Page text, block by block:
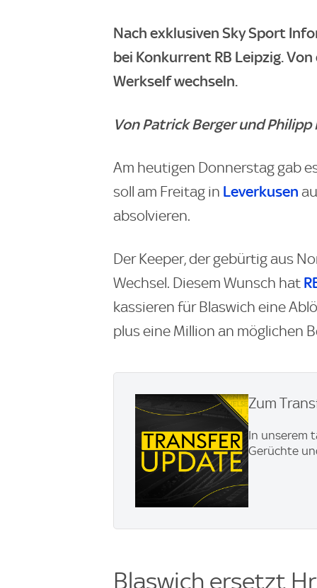
Nach exklusiven Sky Sport
bei Konkurrent RB Leipzig.
Werkself wechseln.
Von Patrick Berger und Philipp
Am heutigen Donnerstag gab
soll am Freitag in Leverkusen
absolvieren.
Der Keeper, der gebürtig aus
Wechsel. Diesem Wunsch hat
kassieren für Blaswich eine
plus eine Million an möglichen
Zum
In unserem
Gerüchte
Blaswich ersetzt